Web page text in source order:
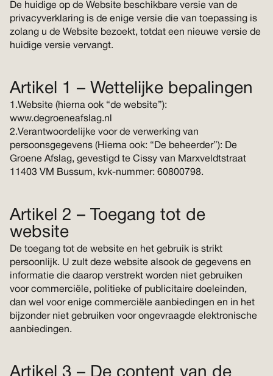
De huidige op de Website beschikbare versie van de
privacyverklaring is de enige versie die van toepassing is
zolang u de Website bezoekt, totdat een nieuwe versie de
huidige versie vervangt.
Artikel 1 – Wettelijke bepalingen
1.Website (hierna ook “de website”):
www.degroeneafslag.nl
2.Verantwoordelijke voor de verwerking van
persoonsgegevens (Hierna ook: “De beheerder”): De
Groene Afslag, gevestigd te Cissy van Marxveldtstraat
11403 VM Bussum, kvk-nummer: 60800798.
Artikel 2 – Toegang tot de
website
De toegang tot de website en het gebruik is strikt
persoonlijk. U zult deze website alsook de gegevens en
informatie die daarop verstrekt worden niet gebruiken
voor commerciële, politieke of publicitaire doeleinden,
dan wel voor enige commerciële aanbiedingen en in het
bijzonder niet gebruiken voor ongevraagde elektronische
aanbiedingen.